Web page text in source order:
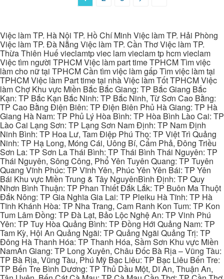
Việc làm TP. Hà Nội TP. Hồ Chí Minh Việc làm TP. Hải Phòng
Việc làm TP. Đà Nẵng Việc làm TP. Cần Thơ Việc làm TP.
Thừa Thiên Huế vieclamtp viec lam vieclam tp hcm vieclam
Việc tìm người TPHCM Việc làm part time TPHCM Tìm việc
làm cho nữ tại TPHCM Cần tìm việc làm gấp Tìm việc làm tại
TPHCM Việc làm Part time tại nhà Việc làm Tốt TPHCM Việc
làm Chợ Khu vực Miền Bắc Bắc Giang: TP Bắc Giang Bắc
Kạn: TP Bắc Kạn Bắc Ninh: TP Bắc Ninh, Từ Sơn Cao Bằng:
TP Cao Bằng Điện Biên: TP Điện Biên Phủ Hà Giang: TP Hà
Giang Hà Nam: TP Phủ Lý Hòa Bình: TP Hòa Bình Lào Cai: TP
Lào Cai Lạng Sơn: TP Lạng Sơn Nam Định: TP Nam Định
Ninh Bình: TP Hoa Lư, Tam Điệp Phú Thọ: TP Việt Trì Quảng
Ninh: TP Hạ Long, Móng Cái, Uông Bí, Cẩm Phả, Đông Triều
Sơn La: TP Sơn La Thái Bình: TP Thái Bình Thái Nguyên: TP
Thái Nguyên, Sông Công, Phổ Yên Tuyên Quang: TP Tuyên
Quang Vĩnh Phúc: TP Vĩnh Yên, Phúc Yên Yên Bái: TP Yên
Bái Khu vực Miền Trung & Tây NguyênBình Định: TP Quy
Nhơn Bình Thuận: TP Phan Thiết Đắk Lắk: TP Buôn Ma Thuột
Đắk Nông: TP Gia Nghĩa Gia Lai: TP Pleiku Hà Tĩnh: TP Hà
Tĩnh Khánh Hòa: TP Nha Trang, Cam Ranh Kon Tum: TP Kon
Tum Lâm Đồng: TP Đà Lạt, Bảo Lộc Nghệ An: TP Vinh Phú
Yên: TP Tuy Hòa Quảng Bình: TP Đồng Hới Quảng Nam: TP
Tam Kỳ, Hội An Quảng Ngãi: TP Quảng Ngãi Quảng Trị: TP
Đông Hà Thanh Hóa: TP Thanh Hóa, Sầm Sơn Khu vực Miền
NamAn Giang: TP Long Xuyên, Châu Đốc Bà Rịa – Vũng Tàu:
TP Bà Rịa, Vũng Tàu, Phú Mỹ Bạc Liêu: TP Bạc Liêu Bến Tre:
TP Bến Tre Bình Dương: TP Thủ Dầu Một, Dĩ An, Thuận An,